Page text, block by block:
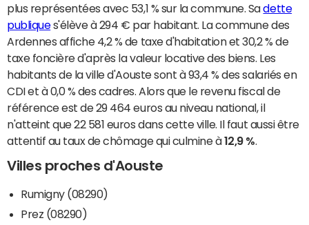
plus représentées avec 53,1 % sur la commune. Sadette
publiques'élève à 294 € par habitant. La commune des
Ardennes affiche 4,2 % de taxe d'habitation et 30,2 % de
taxe foncière d'après la valeur locative des biens. Les
habitants de la ville d'Aouste sont à 93,4 % des salariés en
CDI et à 0,0 % des cadres. Alors que le revenu fiscal de
référence est de 29 464 euros au niveau national, il
n'atteint que 22 581 euros dans cette ville. Il faut aussi être
attentif au taux de chômage qui culmine à12,9 %
Villes proches d'Aouste
Rumigny (08290)
Prez (08290)